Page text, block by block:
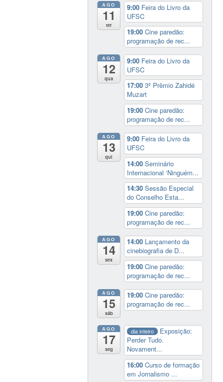
AGO
11
ter
9:00 Feira do Livro da
UFSC
19:00Cine paredão:
programação de rec...
AGO
12
qua
9:00 Feira do Livro da
UFSC
17:003º Prêmio Zahidé
Muzart
19:00Cine paredão:
programação de rec...
AGO
13
qui
9:00 Feira do Livro da
UFSC
14:00Seminário
Internacional ‘Ninguém...
14:30Sessão Especial
do Conselho Esta...
19:00Cine paredão:
programação de rec...
AGO
14
sex
14:00 Lançamento da
cinebiografia de D...
19:00Cine paredão:
programação de rec...
AGO
15
sáb
19:00Cine paredão:
programação de rec...
AGO
17
seg
dia inteiro
Exposição:
Perder Tudo.
Novament...
16:00Curso de formação
em Jornalismo ...